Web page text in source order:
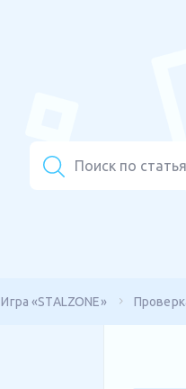
Игра «STALZONE»